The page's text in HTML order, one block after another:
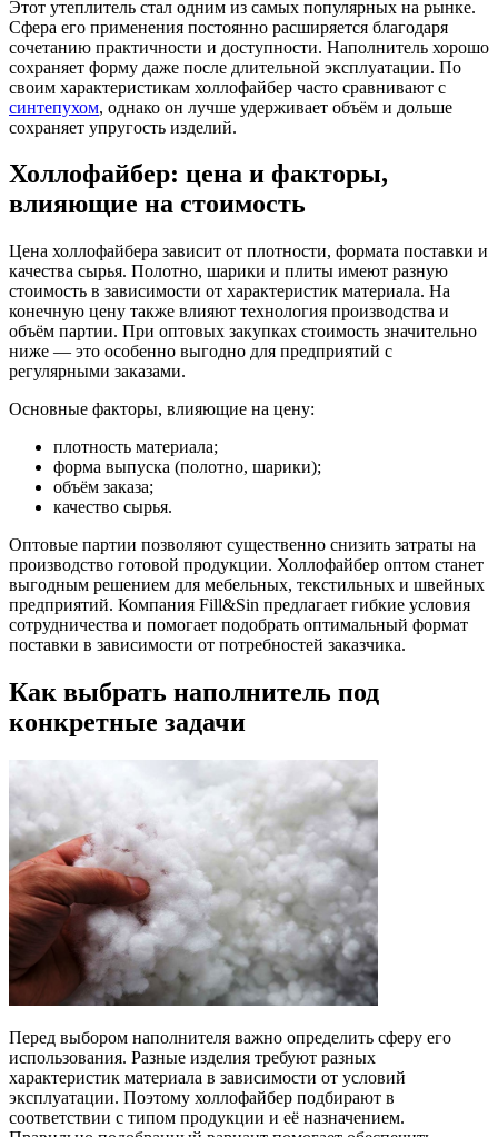
Этот утеплитель стал одним из самых популярных на рынке.
Сфера его применения постоянно расширяется благодаря
сочетанию практичности и доступности. Наполнитель хорошо
сохраняет форму даже после длительной эксплуатации. По
своим характеристикам холлофайбер часто сравнивают с
синтепухом, однако он лучше удерживает объём и дольше
сохраняет упругость изделий.
Холлофайбер: цена и факторы,
влияющие на стоимость
Цена холлофайбера зависит от плотности, формата поставки и
качества сырья. Полотно, шарики и плиты имеют разную
стоимость в зависимости от характеристик материала. На
конечную цену также влияют технология производства и
объём партии. При оптовых закупках стоимость значительно
ниже — это особенно выгодно для предприятий с
регулярными заказами.
Основные факторы, влияющие на цену:
плотность материала;
форма выпуска (полотно, шарики);
объём заказа;
качество сырья.
Оптовые партии позволяют существенно снизить затраты на
производство готовой продукции. Холлофайбер оптом станет
выгодным решением для мебельных, текстильных и швейных
предприятий. Компания Fill&Sin предлагает гибкие условия
сотрудничества и помогает подобрать оптимальный формат
поставки в зависимости от потребностей заказчика.
Как выбрать наполнитель под
конкретные задачи
Перед выбором наполнителя важно определить сферу его
использования. Разные изделия требуют разных
характеристик материала в зависимости от условий
эксплуатации. Поэтому холлофайбер подбирают в
соответствии с типом продукции и её назначением.